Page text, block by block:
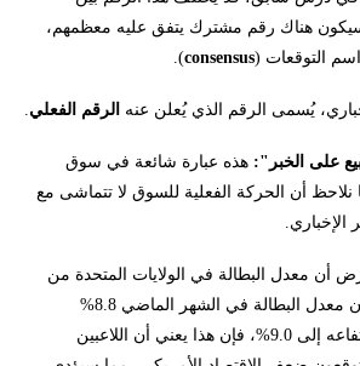
هناك رقم مشترك يتفق عليه معظمهم،
التوقعات (consensus
).
يُسمى الرقم الذي يُعلن عنه الرقم الفعلي.
على الخبر": هذه عبارة شائعة في سوق
نلاحظ أن الحركة الفعلية للسوق لا تتماشى مع
الإخباري.
أن معدل البطالة في الولايات المتحدة من
المتوقع أن يرتفع. إذا كان معدل البطالة في الشهر الماضي 8.8%
والتوقعات تشير إلى ارتفاعه إلى 9.0%، فإن هذا يعني أن اللاعبين